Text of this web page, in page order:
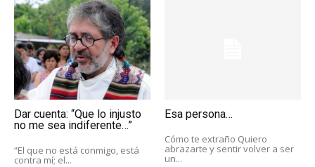
Dar cuenta: “Que lo injusto
no me sea indiferente…”
“El que no está conmigo, está
contra mí; el...
Esa persona…
Cómo te extraño Quiero
abrazarte y sentir volver a ser
un...